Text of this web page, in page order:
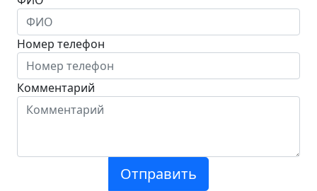
Номер телефон
Комментарий
Отправить